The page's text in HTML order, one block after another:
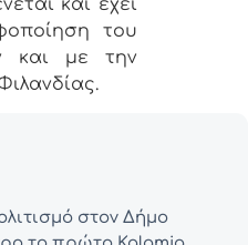
και έχει
του
και με την
στον Δήμο